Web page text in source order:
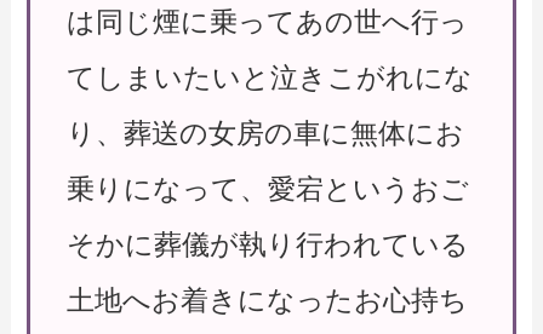
は同じ煙に乗ってあの世へ行っ
てしまいたいと泣きこがれにな
り、葬送の女房の車に無体にお
乗りになって、愛宕というおご
そかに葬儀が執り行われている
土地へお着きになったお心持ち